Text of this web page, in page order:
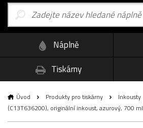
Náplně
Tiskárny
Úvod Produkty pro tiskárny Inkousty
(C13T636200), originální inkoust, azurový, 700 ml